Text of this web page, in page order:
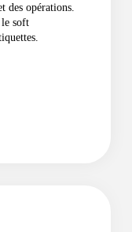
des opérations.
soft